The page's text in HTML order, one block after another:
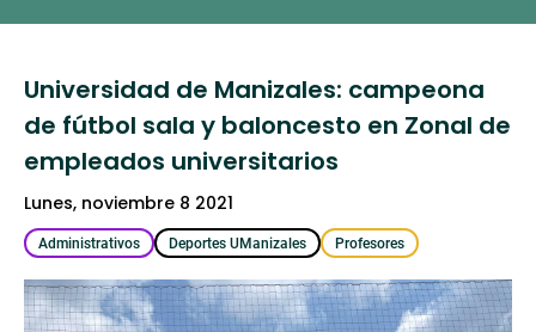
Universidad de Manizales: campeona
de fútbol sala y baloncesto en Zonal de
empleados universitarios
lunes, noviembre 8 2021
Administrativos Deportes UManizales Profesores